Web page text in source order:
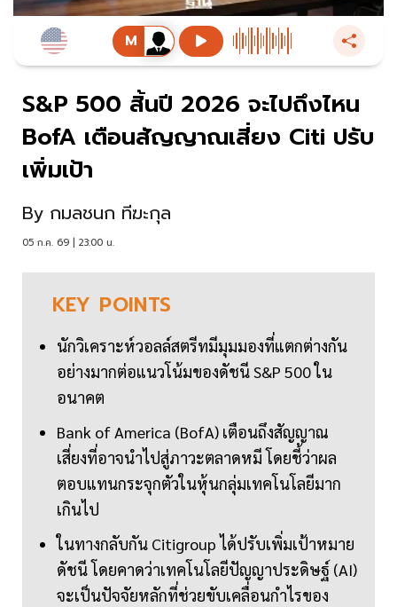
S&P 500 สิ้นปี 2026 จะไปถึงไหน
BofA เตือนสัญญาณเสี่ยง Citi ปรับ
เพิ่มเป้า
By กมลชนก ทีฆะกุล
05 ก.ค. 69 | 23:00 น.
KEY POINTS
นักวิเคราะห์วอลล์สตรีทมีมุมมองที่แตกต่างกัน
อย่างมากต่อแนวโน้มของดัชนี S&P 500 ใน
อนาคต
Bank of America (BofA) เตือนถึงสัญญาณ
เสี่ยงที่อาจนำไปสู่ภาวะตลาดหมี โดยชี้ว่าผล
ตอบแทนกระจุกตัวในหุ้นกลุ่มเทคโนโลยีมาก
เกินไป
ในทางกลับกัน Citigroup ได้ปรับเพิ่มเป้าหมาย
ดัชนี โดยคาดว่าเทคโนโลยีปัญญาประดิษฐ์ (AI)
จะเป็นปัจจัยหลักที่ช่วยขับเคลื่อนกำไรของ